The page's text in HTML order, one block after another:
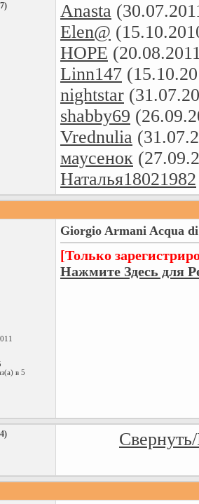
Anasta
Elen@
HOPE
Linn147
nightstar
shabby69
Vrednulia
маусенок
Наталья18021982
в 5
Giorgio Armani Acqua
[Только
Нажмите Здесь для